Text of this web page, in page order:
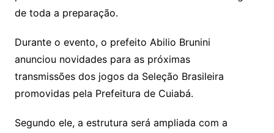
de toda a preparação.
Durante o evento, o prefeito Abilio Brunini
anunciou novidades para as próximas
transmissões dos jogos da Seleção Brasileira
promovidas pela Prefeitura de Cuiabá.
Segundo ele, a estrutura será ampliada com a